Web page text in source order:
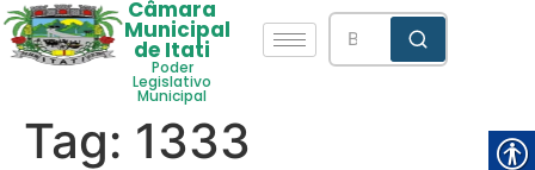
Câmara
Municipal
de Itati
Poder
Legislativo
Municipal
Tag: 1333